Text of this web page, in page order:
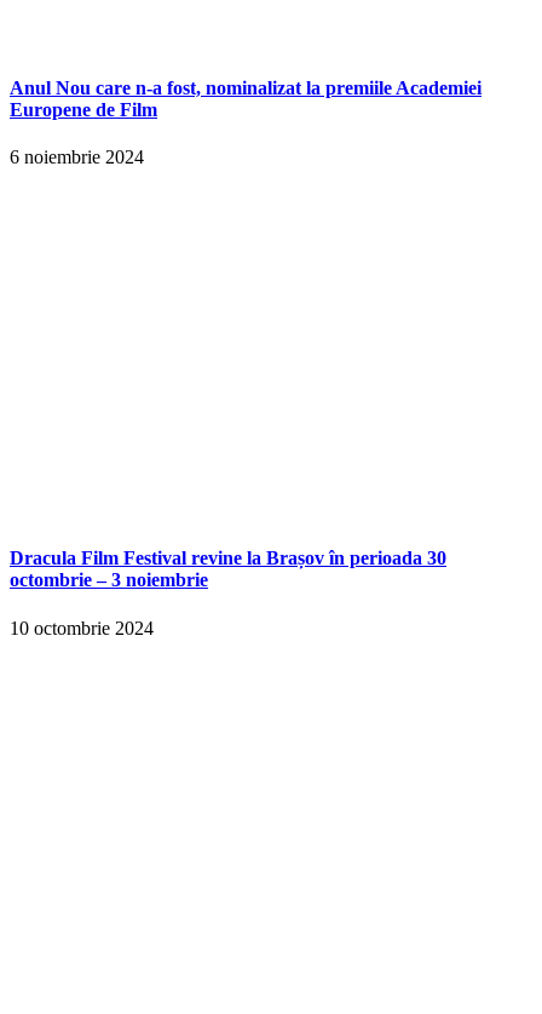
Anul Nou care n-a fost, nominalizat la premiile Academiei
Europene de Film
6 noiembrie 2024
Dracula Film Festival revine la Brașov în perioada 30
octombrie – 3 noiembrie
10 octombrie 2024